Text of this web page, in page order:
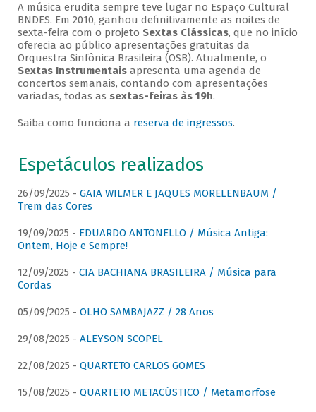
A música erudita sempre teve lugar no Espaço Cultural
BNDES. Em 2010, ganhou definitivamente as noites de
sexta-feira com o projeto Sextas Clássicas, que no início
oferecia ao público apresentações gratuitas da
Orquestra Sinfônica Brasileira (OSB). Atualmente, o
Sextas Instrumentaisapresenta uma agenda de
concertos semanais, contando com apresentações
variadas, todas as sextas-feiras às 19h.
Saiba como funciona a reserva de ingressos.
Espetáculos realizados
26/09/2025 - GAIA WILMER E JAQUES MORELENBAUM /
Trem das Cores
19/09/2025 - EDUARDO ANTONELLO / Música Antiga:
Ontem, Hoje e Sempre!
12/09/2025 - CIA BACHIANA BRASILEIRA / Música para
Cordas
05/09/2025 - OLHO SAMBAJAZZ / 28 Anos
29/08/2025 - ALEYSON SCOPEL
22/08/2025 - QUARTETO CARLOS GOMES
15/08/2025 - QUARTETO METACÚSTICO / Metamorfose